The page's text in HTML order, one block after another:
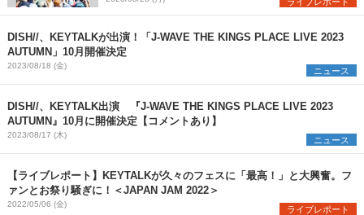
DISH//、KEYTALKが出演！「J-WAVE THE KINGS PLACE LIVE 2023
AUTUMN」10月開催決定
2023/08/18 (金) ニュース
DISH//、KEYTALK出演 『J-WAVE THE KINGS PLACE LIVE 2023
AUTUMN』10月に開催決定【コメントあり】
2023/08/17 (木) ニュース
【ライブレポート】KEYTALKが久々のフェスに「最高！」と大興奮。フ
ァンとお祭り騒ぎに！＜JAPAN JAM 2022＞
2022/05/06 (金) ライブレポート